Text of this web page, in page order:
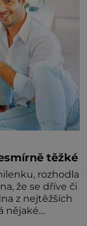
těžké
rozhodla
že se dříve či
z nejtěžších
nějaké